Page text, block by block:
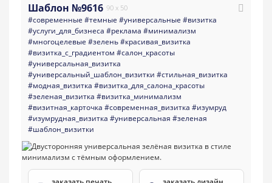
Шаблон №9616 90 x 50
#современные #темные #универсальные #визитка
#услуги_для_бизнеса #реклама #минимализм
#многоцелевые #зелень#красивая_визитка
#визитка_с_градиентом #салон_красоты
#универсальная_визитка
#универсальный_шаблон_визитки #стильная_визитка
#модная_визитка #визитка_для_салона_красоты
#зеленая_визитка #визитка_минимализм
#визитная_карточка #современная_визитка #изумруд
#изумрудная_визитка #универсальная #зеленая
#шаблон_визитки